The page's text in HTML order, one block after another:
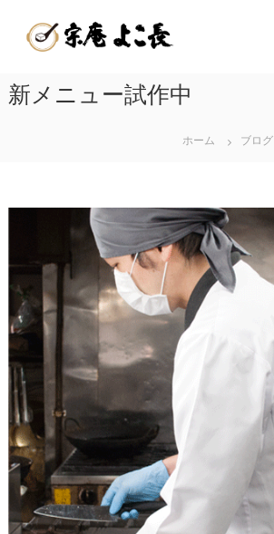
ツ
へ
ど
発
祥
の
店
|
庵
よ
温
物
の
美
味
し
新メニュー試作中
ホーム ブログ